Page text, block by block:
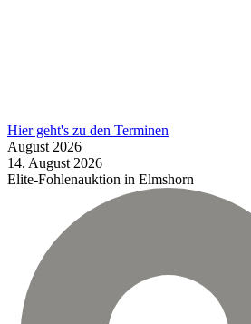
Hier geht's zu den Terminen
August 2026
14. August 2026
Elite-Fohlenauktion in Elmshorn